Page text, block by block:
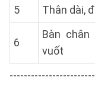
5 Thân dài,
6
Bàn chân
vuốt